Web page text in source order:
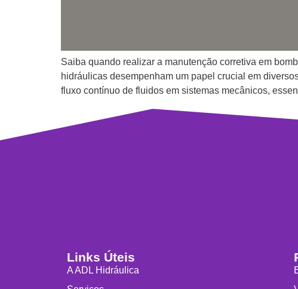
Saiba quando realizar a manutenção corretiva em
hidráulicas desempenham um papel crucial em
fluxo contínuo de fluidos em sistemas mecânicos,
Links Úteis
A ADL Hidráulica